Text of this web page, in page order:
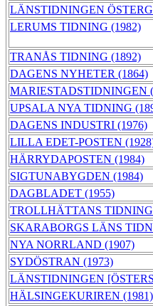
LÄNSTIDNINGEN
LERUMS TIDNING (1982)
TRANÅS TIDNING (1892)
DAGENS NYHETER (1864)
MARIESTADSTIDNINGEN
UPSALA NYA TIDNING
DAGENS INDUSTRI (1976)
LILLA EDET-POSTEN
HÄRRYDAPOSTEN (1984)
SIGTUNABYGDEN (1984)
DAGBLADET (1955)
TROLLHÄTTANS TIDNING
SKARABORGS LÄNS
NYA NORRLAND (1907)
SYDÖSTRAN (1973)
LÄNSTIDNINGEN
HÄLSINGEKURIREN (1981)